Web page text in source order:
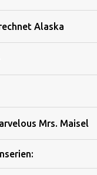
Alaska
Mrs. Maisel